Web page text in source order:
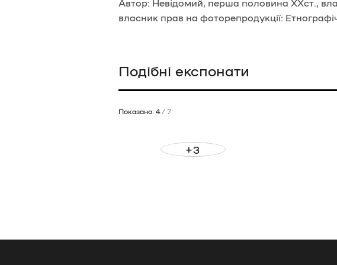
Автор: Невідомий, перша половина ХХст.,
власник прав на фоторепродукції:
Подібні експонати
Показано: 4 / 7
+3